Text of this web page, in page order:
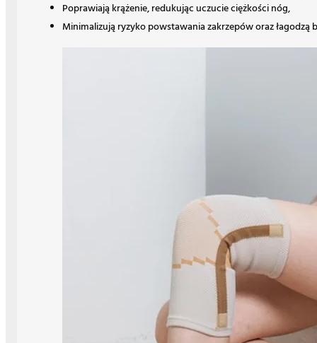
Poprawiają krążenie, redukując uczucie ciężkości nóg,
Minimalizują ryzyko powstawania zakrzepów oraz